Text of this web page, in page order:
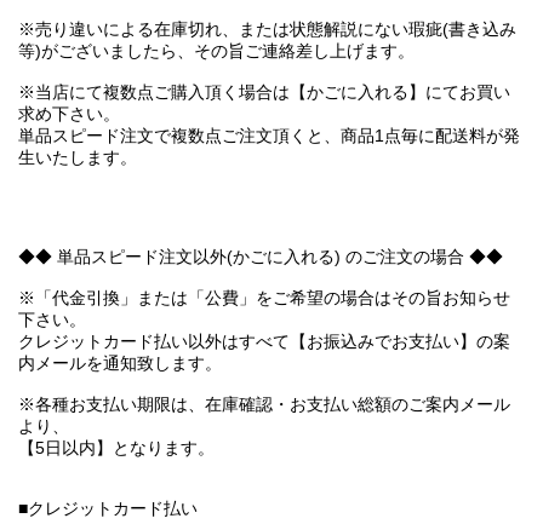
※売り違いによる在庫切れ、または状態解説にない瑕疵(書き込み
等)がございましたら、その旨ご連絡差し上げます。
※当店にて複数点ご購入頂く場合は【かごに入れる】にてお買い
求め下さい。
単品スピード注文で複数点ご注文頂くと、商品1点毎に配送料が発
生いたします。
◆◆ 単品スピード注文以外(かごに入れる) のご注文の場合 ◆◆
※「代金引換」または「公費」をご希望の場合はその旨お知らせ
下さい。
クレジットカード払い以外はすべて【お振込みでお支払い】の案
内メールを通知致します。
※各種お支払い期限は、在庫確認・お支払い総額のご案内メール
より、
【5日以内】となります。
■クレジットカード払い